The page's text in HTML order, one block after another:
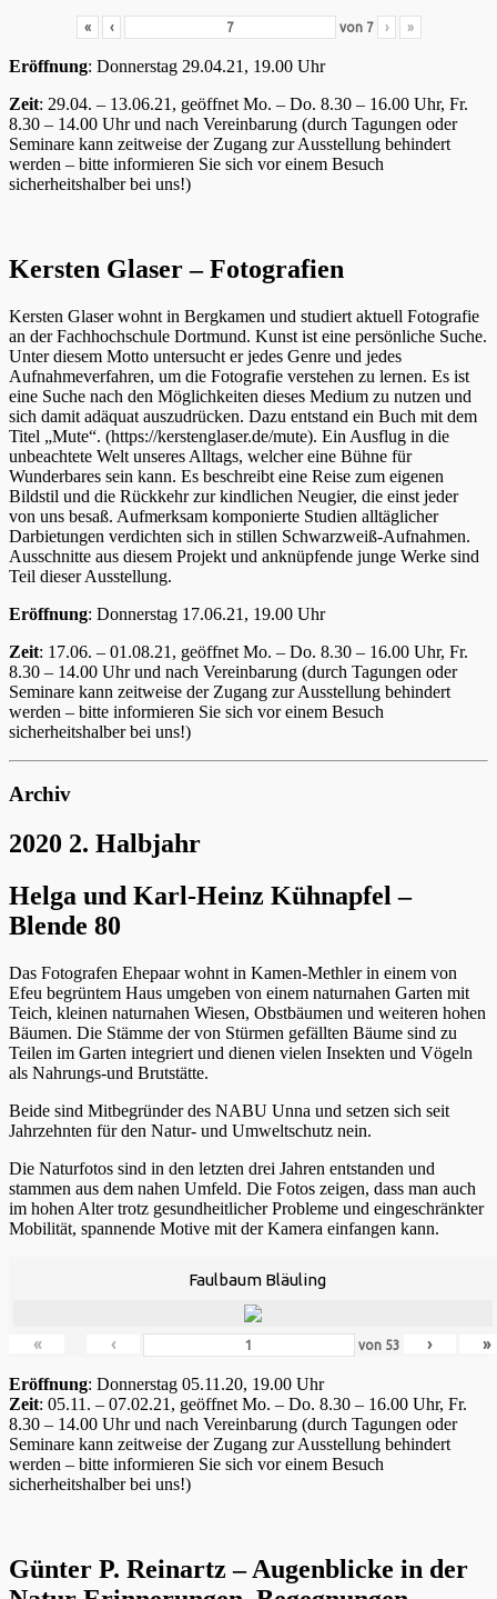
« ‹ von 7 › »
Eröffnung: Donnerstag 29.04.21, 19.00 Uhr
Zeit: 29.04. – 13.06.21, geöffnet Mo. – Do. 8.30 – 16.00 Uhr, Fr.
8.30 – 14.00 Uhr und nach Vereinbarung (durch Tagungen oder
Seminare kann zeitweise der Zugang zur Ausstellung behindert
werden – bitte informieren Sie sich vor einem Besuch
sicherheitshalber bei uns!)
Kersten Glaser – Fotografien
Kersten Glaser wohnt in Bergkamen und studiert aktuell Fotografie
an der Fachhochschule Dortmund. Kunst ist eine persönliche Suche.
Unter diesem Motto untersucht er jedes Genre und jedes
Aufnahmeverfahren, um die Fotografie verstehen zu lernen. Es ist
eine Suche nach den Möglichkeiten dieses Medium zu nutzen und
sich damit adäquat auszudrücken. Dazu entstand ein Buch mit dem
Titel „Mute“. (https://kerstenglaser.de/mute). Ein Ausflug in die
unbeachtete Welt unseres Alltags, welcher eine Bühne für
Wunderbares sein kann. Es beschreibt eine Reise zum eigenen
Bildstil und die Rückkehr zur kindlichen Neugier, die einst jeder
von uns besaß. Aufmerksam komponierte Studien alltäglicher
Darbietungen verdichten sich in stillen Schwarzweiß-Aufnahmen.
Ausschnitte aus diesem Projekt und anknüpfende junge Werke sind
Teil dieser Ausstellung.
Eröffnung: Donnerstag 17.06.21, 19.00 Uhr
Zeit: 17.06. – 01.08.21, geöffnet Mo. – Do. 8.30 – 16.00 Uhr, Fr.
8.30 – 14.00 Uhr und nach Vereinbarung (durch Tagungen oder
Seminare kann zeitweise der Zugang zur Ausstellung behindert
werden – bitte informieren Sie sich vor einem Besuch
sicherheitshalber bei uns!)
Archiv
2020 2. Halbjahr
Helga und Karl-Heinz Kühnapfel –
Blende 80
Das Fotografen Ehepaar wohnt in Kamen-Methler in einem von
Efeu begrüntem Haus umgeben von einem naturnahen Garten mit
Teich, kleinen naturnahen Wiesen, Obstbäumen und weiteren hohen
Bäumen. Die Stämme der von Stürmen gefällten Bäume sind zu
Teilen im Garten integriert und dienen vielen Insekten und Vögeln
als Nahrungs-und Brutstätte.
Beide sind Mitbegründer des NABU Unna und setzen sich seit
Jahrzehnten für den Natur- und Umweltschutz nein.
Die Naturfotos sind in den letzten drei Jahren entstanden und
stammen aus dem nahen Umfeld. Die Fotos zeigen, dass man auch
im hohen Alter trotz gesundheitlicher Probleme und eingeschränkter
Mobilität, spannende Motive mit der Kamera einfangen kann.
Faulbaum Bläuling
« ‹ von 53 › »
Eröffnung: Donnerstag 05.11.20, 19.00 Uhr
Zeit: 05.11. – 07.02.21, geöffnet Mo. – Do. 8.30 – 16.00 Uhr, Fr.
8.30 – 14.00 Uhr und nach Vereinbarung (durch Tagungen oder
Seminare kann zeitweise der Zugang zur Ausstellung behindert
werden – bitte informieren Sie sich vor einem Besuch
sicherheitshalber bei uns!)
Günter P. Reinartz – Augenblicke in der